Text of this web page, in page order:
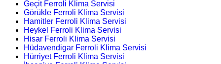
Geçit Ferroli Klima Servisi
Görükle Ferroli Klima Servisi
Hamitler Ferroli Klima Servisi
Heykel Ferroli Klima Servisi
Hisar Ferroli Klima Servisi
Hüdavendigar Ferroli Klima Servisi
Hürriyet Ferroli Klima Servisi